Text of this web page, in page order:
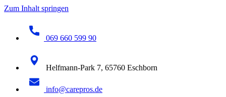
Zum Inhalt springen
069 660 599 90
Helfmann-Park 7, 65760 Eschborn
info@carepros.de